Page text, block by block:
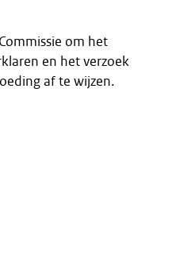
om het
en het verzoek
af te wijzen.